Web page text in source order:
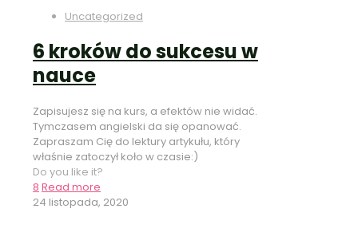
Uncategorized
6 kroków do sukcesu w
nauce
Zapisujesz się na kurs, a efektów nie widać.
Tymczasem angielski da się opanować.
Zapraszam Cię do lektury artykułu, który
właśnie zatoczył koło w czasie:)
Do you like it?
8 Read more
24 listopada, 2020